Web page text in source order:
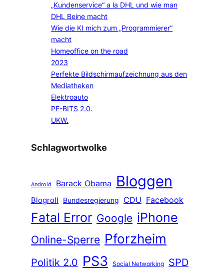
„Kundenservice“ a la DHL und wie man
DHL Beine macht
Wie die KI mich zum „Programmierer“
macht
Homeoffice on the road
2023
Perfekte Bildschirmaufzeichnung aus den
Mediatheken
Elektroauto
PF-BITS 2.0.
UKW.
Schlagwortwolke
Android Barack Obama Bloggen
Blogroll Bundesregierung CDU Facebook
Fatal Error Google iPhone
Online-Sperre Pforzheim
Politik 2.0 PS3 Social Networking
SPD